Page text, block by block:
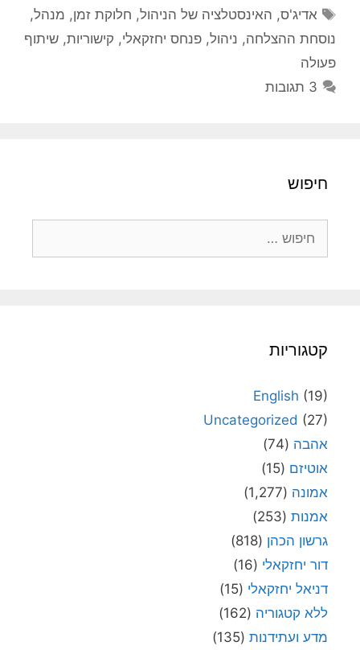
תגיות
אדיג'ס, האינסטלציה של הניהול, חלוקת זמן, מנהל,
נוסחת ההצלחה, ניהול, פנחס יחזקאלי, קישוריות, שיתוף
פעולה
3 תגובות
חיפוש
קטגוריות
English (19)
Uncategorized (27)
אהבה (74)
אוטיזם (15)
אמונה (1,277)
אמנות (253)
גרשון הכהן (818)
דור יחזקאלי (16)
דניאל יחזקאלי (15)
ללא קטגוריה (162)
מדע ועתידנות (135)